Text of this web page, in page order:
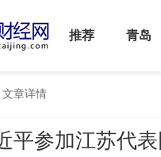
推荐 青岛
文章详情
平参加江苏代